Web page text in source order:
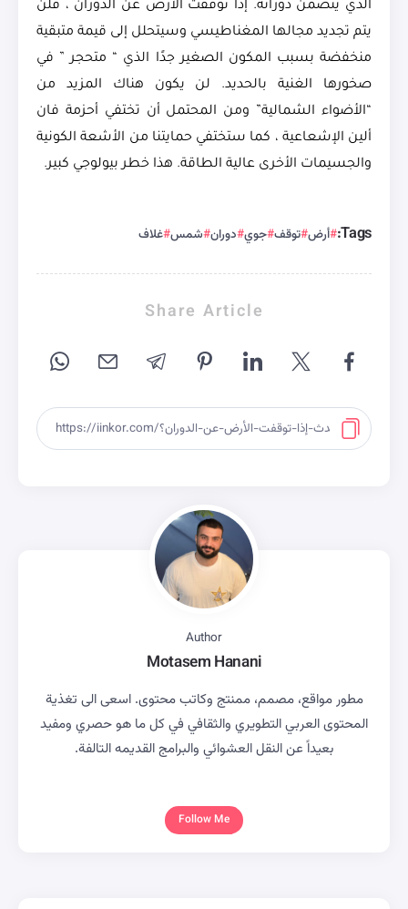
الذي يتضمن دورانه. إذا توقفت الأرض عن الدوران ، فلن
يتم تجديد مجالها المغناطيسي وسيتحلل إلى قيمة متبقية
منخفضة بسبب المكون الصغير جدًا الذي “ متحجر ” في
صخورها الغنية بالحديد. لن يكون هناك المزيد من
“الأضواء الشمالية” ومن المحتمل أن تختفي أحزمة فان
ألين الإشعاعية ، كما ستختفي حمايتنا من الأشعة الكونية
والجسيمات الأخرى عالية الطاقة. هذا خطر بيولوجي كبير.
Tags: أرض توقف جوي دوران شمس غلاف
Share Article
Author
Motasem Hanani
مطور مواقع، مصمم، ممنتج وكاتب محتوى. اسعى الى تغذية
المحتوى العربي التطويري والثقافي في كل ما هو حصري ومفيد
بعيداً عن النقل العشوائي والبرامج القديمه التالفة.
Follow Me